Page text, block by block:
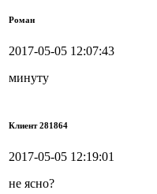
Роман
2017-05-05 12:07:43
минуту
Клиент 281864
2017-05-05 12:19:01
не ясно?